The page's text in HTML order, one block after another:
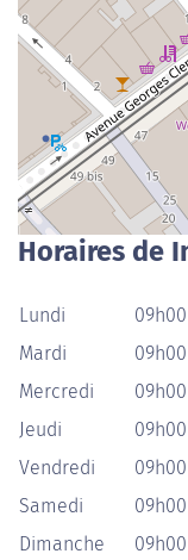
Horaires de
Lundi
Mardi
Mercredi
Jeudi
Vendredi
Samedi
Dimanche